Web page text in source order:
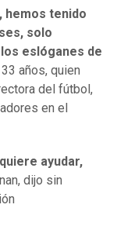
hemos tenido
solo
eslóganes de
años, quien
del fútbol,
en el
ayudar,
dijo sin